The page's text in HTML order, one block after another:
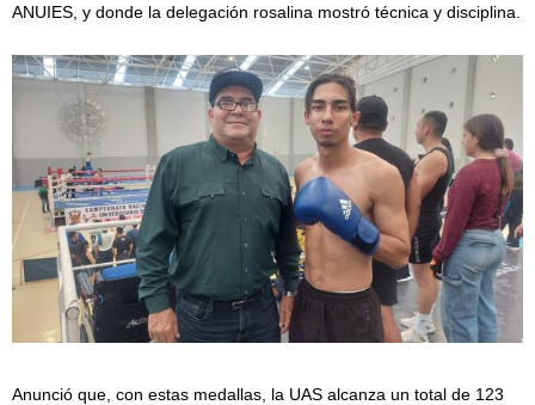
ANUIES, y donde la delegación rosalina mostró técnica y disciplina.
Anunció que, con estas medallas, la UAS alcanza un total de 123